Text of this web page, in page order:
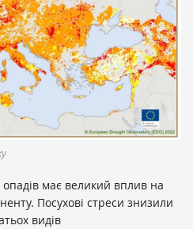
має великий вплив на
Посухові стреси знизили
видів